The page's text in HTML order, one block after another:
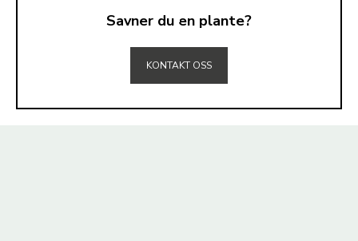
Savner du en plante?
KONTAKT OSS